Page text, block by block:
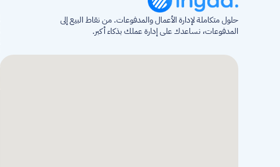
المدفوعات، نساعدك على إدارة عملك بذكاء أكبر.